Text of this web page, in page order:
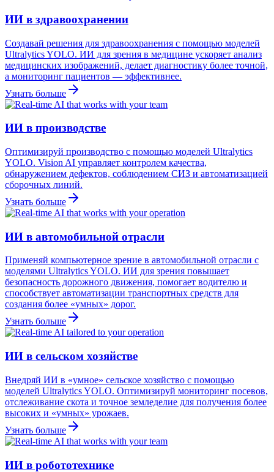
ИИ в здравоохранении
Создавай решения для здравоохранения с помощью моделей
Ultralytics YOLO. ИИ для зрения в медицине ускоряет анализ
медицинских изображений, делает диагностику более точной,
а мониторинг пациентов — эффективнее.
Узнать больше
ИИ в производстве
Оптимизируй производство с помощью моделей Ultralytics
YOLO. Vision AI управляет контролем качества,
обнаружением дефектов, соблюдением СИЗ и автоматизацией
сборочных линий.
Узнать больше
ИИ в автомобильной отрасли
Применяй компьютерное зрение в автомобильной отрасли с
моделями Ultralytics YOLO. ИИ для зрения повышает
безопасность дорожного движения, помогает водителю и
способствует автоматизации транспортных средств для
создания более «умных» дорог.
Узнать больше
ИИ в сельском хозяйстве
Внедряй ИИ в «умное» сельское хозяйство с помощью
моделей Ultralytics YOLO. Оптимизируй мониторинг посевов,
отслеживание скота и точное земледелие для получения более
высоких и «умных» урожаев.
Узнать больше
ИИ в робототехнике